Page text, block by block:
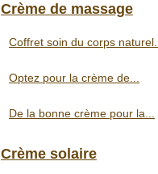
Crème de massage
Coffret soin du corps naturel...
Optez pour la crème de...
De la bonne crème pour la...
Crème solaire